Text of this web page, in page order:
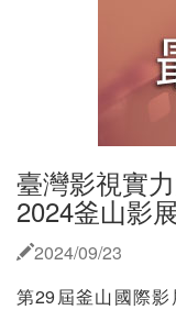
臺灣影視實
2024釜山影
2024/09/23
第29屆釜山國際